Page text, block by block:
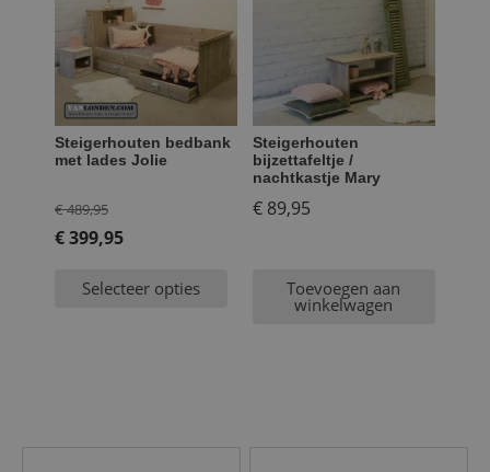
Steigerhouten bedbank
met lades Jolie
€489,95Oorspronkelijke
prijs
€ 489,95.
€399,95
prijsSelecteer opties
Steigerhouten
bijzettafeltje /
nachtkastje Mary
€89,95
Toevoegen aan
winkelwagen